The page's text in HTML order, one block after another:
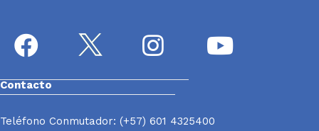
Contacto
Teléfono Conmutador: (+57) 601 4325400